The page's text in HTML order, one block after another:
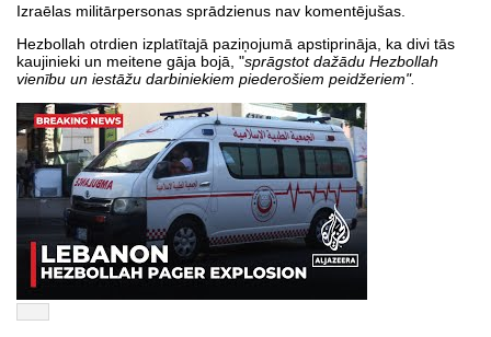
Izraēlas militārpersonas sprādzienus nav komentējušas.
Hezbollah otrdien izplatītajā paziņojumā apstiprināja, ka divi tās
kaujinieki un meitene gāja bojā, "sprāgstot dažādu Hezbollah
vienību un iestāžu darbiniekiem piederošiem peidžeriem".